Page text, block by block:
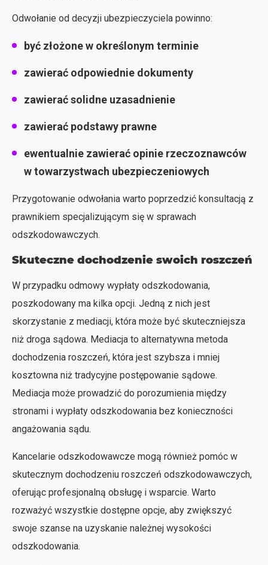
Odwołanie od decyzji ubezpieczyciela powinno:
być złożone w określonym terminie
zawierać odpowiednie dokumenty
zawierać solidne uzasadnienie
zawierać podstawy prawne
ewentualnie zawierać opinie rzeczoznawców
w towarzystwach ubezpieczeniowych
Przygotowanie odwołania warto poprzedzić konsultacją z
prawnikiem specjalizującym się w sprawach
odszkodowawczych.
Skuteczne dochodzenie swoich roszczeń
W przypadku odmowy wypłaty odszkodowania,
poszkodowany ma kilka opcji. Jedną z nich jest
skorzystanie z mediacji, która może być skuteczniejsza
niż droga sądowa. Mediacja to alternatywna metoda
dochodzenia roszczeń, która jest szybsza i mniej
kosztowna niż tradycyjne postępowanie sądowe.
Mediacja może prowadzić do porozumienia między
stronami i wypłaty odszkodowania bez konieczności
angażowania sądu.
Kancelarie odszkodowawcze mogą również pomóc w
skutecznym dochodzeniu roszczeń odszkodowawczych,
oferując profesjonalną obsługę i wsparcie. Warto
rozważyć wszystkie dostępne opcje, aby zwiększyć
swoje szanse na uzyskanie należnej wysokości
odszkodowania.